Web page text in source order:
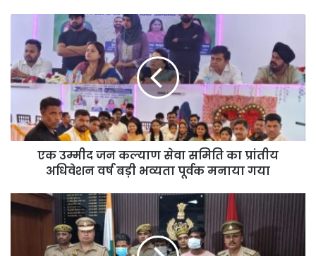
उम्मीद
जन
कल्याण
सेवा
प्रांतीय
अधिवेशन
पूर्वक
मनाया
एक उम्मीद जन कल्याण सेवा समिति का प्रांतीय
अधिवेशन वर्ष बड़ी भव्यता पूर्वक मनाया गया
दो
चोरों